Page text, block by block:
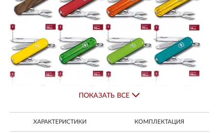
ПОКАЗАТЬ ВСЕ
ХАРАКТЕРИСТИКИ КОМПЛЕКТАЦИЯ